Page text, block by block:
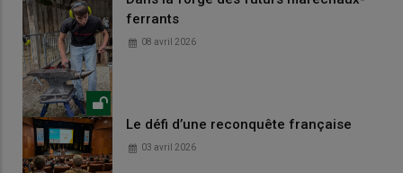
ferrants
08 avril 2026
Le défi d’une reconquête française
03 avril 2026